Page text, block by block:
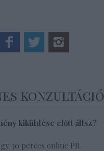
konzultáció
kiküldése előtt állsz?
30 perces online PR